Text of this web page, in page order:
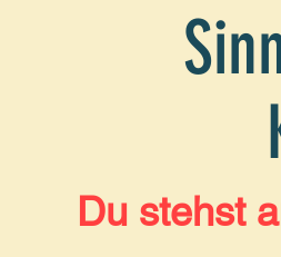
Du stehst